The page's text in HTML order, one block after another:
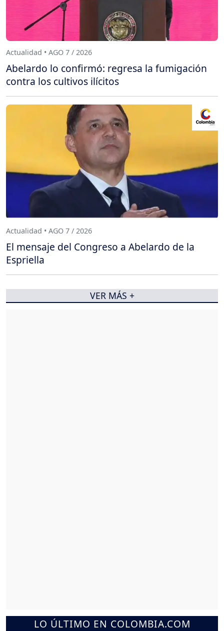
LO ÚLTIMO EN COLOMBIA.COM
Actualidad • AGO 7 / 2026
Abelardo lo confirmó: regresa la fumigación
contra los cultivos ilícitos
Actualidad • AGO 7 / 2026
El mensaje del Congreso a Abelardo de la
Espriella
VER MÁS +